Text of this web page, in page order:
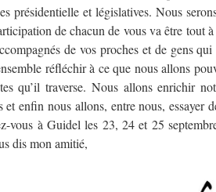
présidentielle et législatives. Nous
de chacun de vous va être tout
de vos proches et de gens
réfléchir à ce que nous allons
qu’il traverse. Nous allons enrichir
et enfin nous allons, entre nous, essayer
vous à Guidel les 23, 24 et 25
dis mon amitié,